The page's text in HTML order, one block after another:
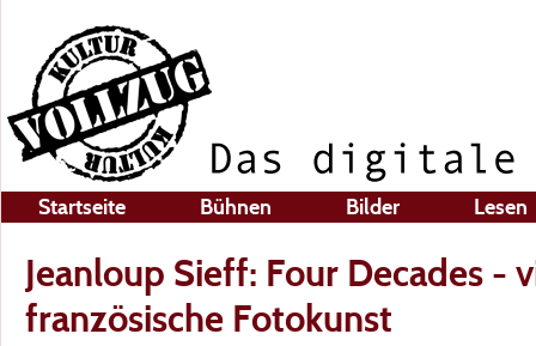
Startseite Bühnen Bilder Lesen
Jeanloup Sieff: Four Decades -
französische Fotokunst